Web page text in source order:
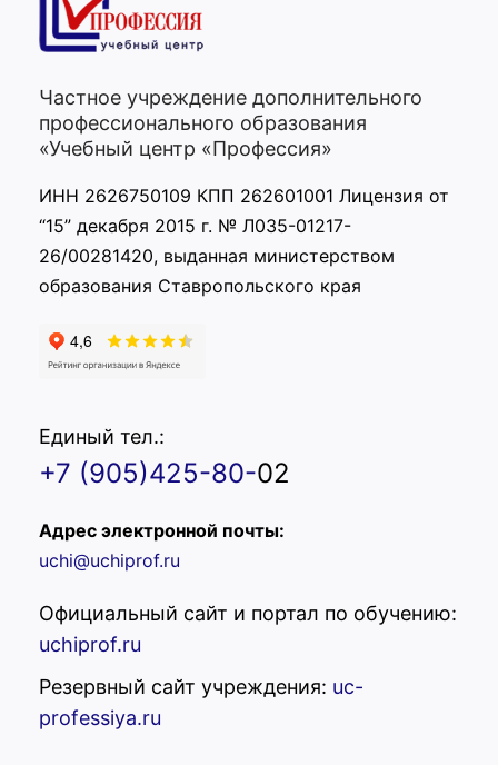
Частное учреждение дополнительного
профессионального образования
«Учебный центр «Профессия»
ИНН 2626750109 КПП 262601001 Лицензия от
“15” декабря 2015 г. № Л035-01217-
26/00281420, выданная министерством
образования Ставропольского края
Единый тел.:
+7 (905)425-80-02
Адрес электронной почты:
uchi@uchiprof.ru
Официальный сайт и портал по обучению:
uchiprof.ru
Резервный сайт учреждения: uc-
professiya.ru